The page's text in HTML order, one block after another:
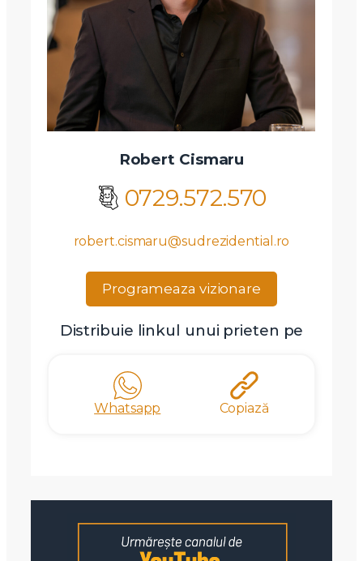
Robert Cismaru
0729.572.570
robert.cismaru@sudrezidential.ro
Programeaza vizionare
Distribuie linkul unui prieten pe
Whatsapp Copiază